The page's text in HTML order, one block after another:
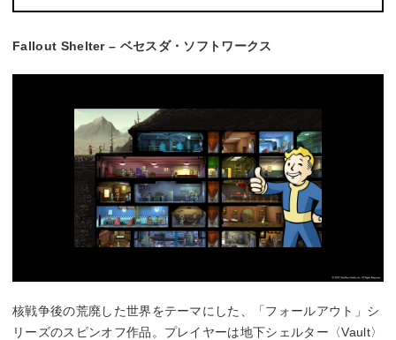
Fallout Shelter – ベセスダ・ソフトワークス
核戦争後の荒廃した世界をテーマにした、「フォールアウト」シ
リーズのスピンオフ作品。プレイヤーは地下シェルター〈Vault〉